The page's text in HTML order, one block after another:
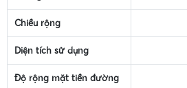
Chiều rộng
Diện tích sử dụng
Độ rộng mặt tiền đường